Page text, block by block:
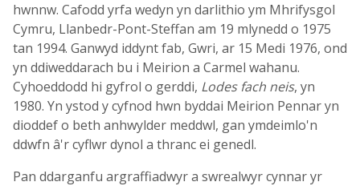
hwnnw. Cafodd yrfa wedyn yn darlithio ym Mhrifysgol
Cymru, Llanbedr-Pont-Steffan am 19 mlynedd o 1975
tan 1994. Ganwyd iddynt fab, Gwri, ar 15 Medi 1976, ond
yn ddiweddarach bu i Meirion a Carmel wahanu.
Cyhoeddodd hi gyfrol o gerddi, Lodes fach neis, yn
1980. Yn ystod y cyfnod hwn byddai Meirion Pennar yn
dioddef o beth anhwylder meddwl, gan ymdeimlo'n
ddwfn â'r cyflwr dynol a thranc ei genedl.
Pan ddarganfu argraffiadwyr a swrealwyr cynnar yr